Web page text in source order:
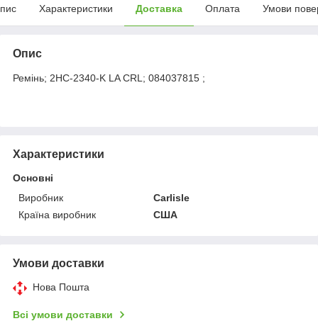
Характеристики Доставка Оплата Умови
Опис
Ремінь; 2НС-2340-K LA CRL; 084037815 ;
Характеристики
Основні
Виробник
Carlisle
Країна виробник
США
Умови доставки
Нова Пошта
Всі умови доставки